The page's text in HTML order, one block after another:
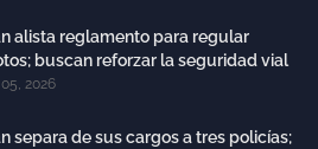
alista reglamento para regular
buscan reforzar la seguridad vial
2026
separa de sus cargos a tres policías;